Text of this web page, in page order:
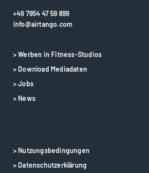
+49 7954 47 59 899
info@airtango.com
> Werben in Fitness-Studios
> Download Mediadaten
> Jobs
> News
> Nutzungsbedingungen
> Datenschutzerklärung